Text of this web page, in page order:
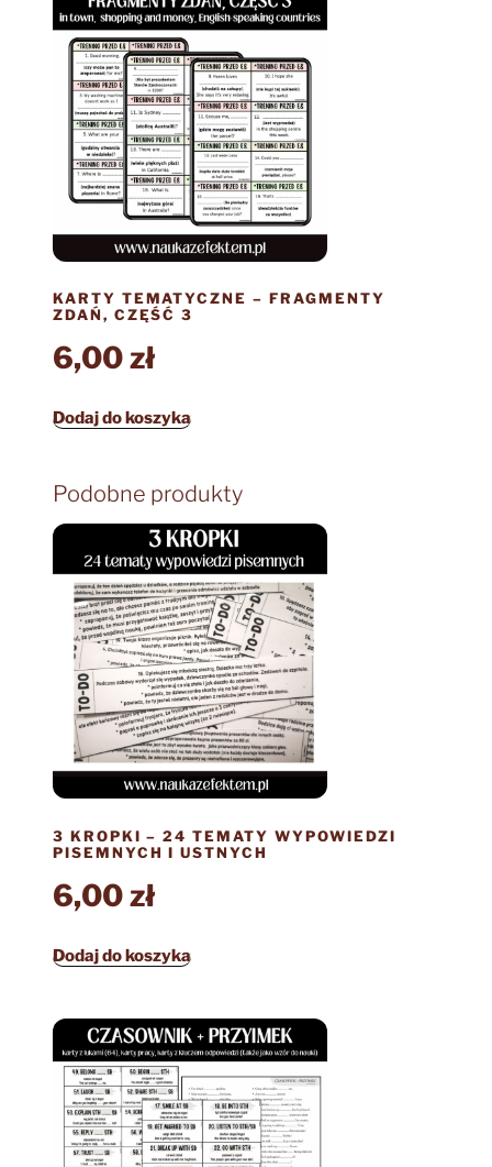
KARTY TEMATYCZNE – FRAGMENTY
ZDAŃ, CZĘŚĆ 3
6,00zł
Dodaj do koszyka
Podobne produkty
3 KROPKI – 24 TEMATY WYPOWIEDZI
PISEMNYCH I USTNYCH
6,00zł
Dodaj do koszyka